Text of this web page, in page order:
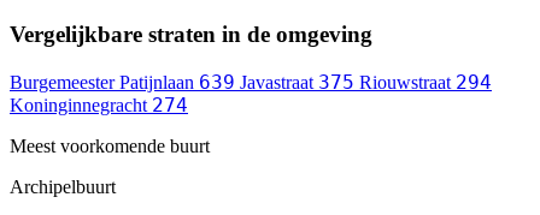
Vergelijkbare straten in de omgeving
Burgemeester Patijnlaan 639 Javastraat 375 Riouwstraat 294
Koninginnegracht 274
Meest voorkomende buurt
Archipelbuurt